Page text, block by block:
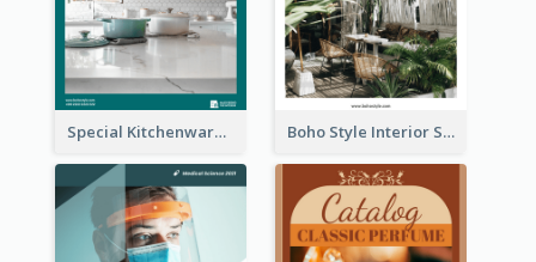
Special Kitchenware Catalog Boho Style Interior Style Catalog